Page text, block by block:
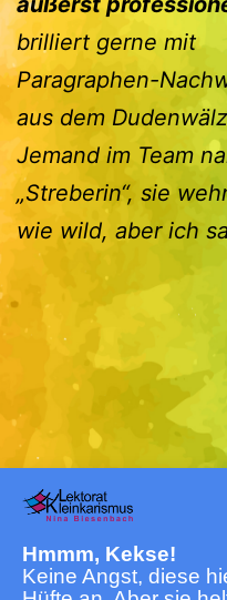
Hmmm, Kekse!
Keine Angst, diese
brilliert gerne mit
Paragraphen-
aus dem
Jemand im Team
„Streberin“, sie
wie wild, aber ich
Impressum